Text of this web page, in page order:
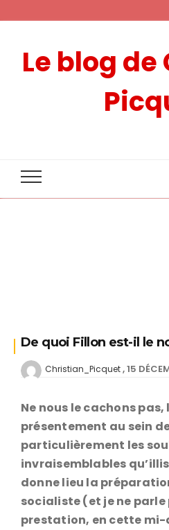
Le blog
De quoi Fillon est-il le
Christian_Picquet 15
Ne nous le cachons
présentement au sein
particulièrement les
invraisemblables
donne lieu la
socialiste (et je ne
prestation, en cette